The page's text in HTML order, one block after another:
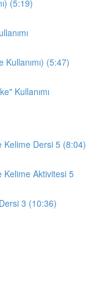
(5:19)
(5:47)
Kullanımı
Kelime Dersi 5 (8:04)
Kelime Aktivitesi 5
3 (10:36)